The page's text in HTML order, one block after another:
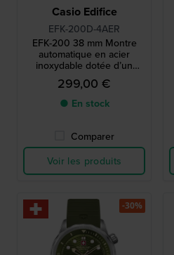
Casio Edifice
EFK-200D-4AER
EFK-200 38 mm Montre
automatique en acier
inoxydable dotée d’un
cadran unique à plusieurs
niveaux
299,00 €
● En stock
Comparer
Voir les produits
-30%